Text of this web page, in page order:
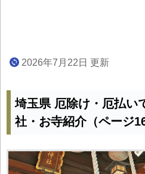
2026年7月22日 更新
埼玉県 厄除け・厄払い
社・お寺紹介（ページ16